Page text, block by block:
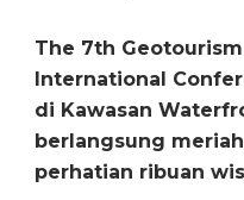
The 7th
International
di Kawasan
berlangsung
perhatian ribuan